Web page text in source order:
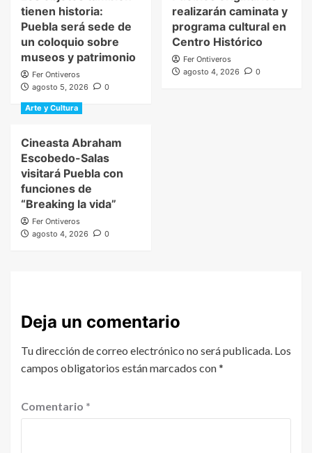
tienen historia:
Puebla será sede de
un coloquio sobre
museos y patrimonio
Fer Ontiveros
agosto 5, 2026
0
realizarán caminata y
programa cultural en
Centro Histórico
Fer Ontiveros
agosto 4, 2026
0
Arte y Cultura
Cineasta Abraham
Escobedo-Salas
visitará Puebla con
funciones de
“Breaking la vida”
Fer Ontiveros
agosto 4, 2026
0
Deja un comentario
Tu dirección de correo electrónico no será publicada. Los
campos obligatorios están marcados con*
Comentario *